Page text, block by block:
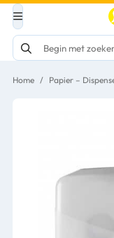
Home / Papier –